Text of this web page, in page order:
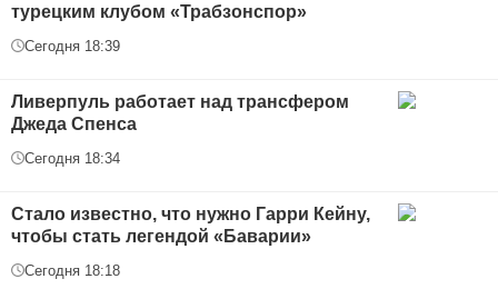
турецким клубом «Трабзонспор»
Сегодня 18:39
Ливерпуль работает над трансфером
Джеда Спенса
Сегодня 18:34
Стало известно, что нужно Гарри Кейну,
чтобы стать легендой «Баварии»
Сегодня 18:18